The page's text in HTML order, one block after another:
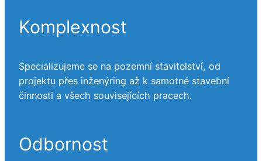
Komplexnost
Specializujeme se na pozemní stavitelství, od
projektu přes inženýring až k samotné stavební
činnosti a všech souvisejících pracech.
Odbornost